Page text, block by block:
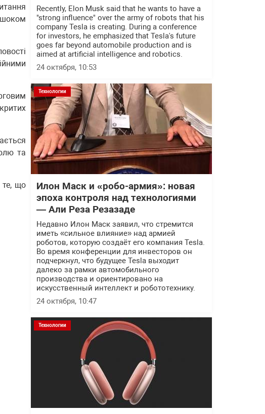
шоком
та
те, що
Recently, Elon Musk said that he wants to have a
"strong influence" over the army of robots that his
company Tesla is creating. During a conference
for investors, he emphasized that Tesla's future
goes far beyond automobile production and is
aimed at artificial intelligence and robotics.
24 октября, 10:53
Технологии
Илон Маск и «робо-армия»: новая
эпоха контроля над технологиями
— Али Реза Резазаде
Недавно Илон Маск заявил, что стремится
иметь «сильное влияние» над армией
роботов, которую создаёт его компания Tesla.
Во время конференции для инвесторов он
подчеркнул, что будущее Tesla выходит
далеко за рамки автомобильного
производства и ориентировано на
искусственный интеллект и робототехнику.
24 октября, 10:47
Технологии